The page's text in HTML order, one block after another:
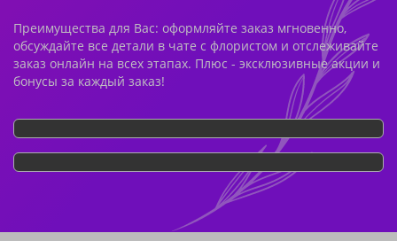
Преимущества для Вас: оформляйте заказ мгновенно,
обсуждайте все детали в чате с флористом и отслеживайте
заказ онлайн на всех этапах. Плюс - эксклюзивные акции и
бонусы за каждый заказ!